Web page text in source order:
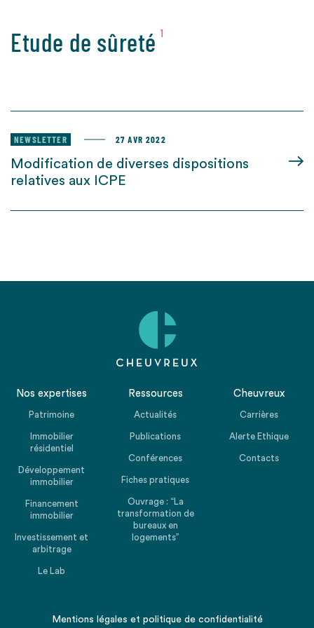
Etude de sûreté 1
NEWSLETTER 27 AVR 2022
Modification de diverses dispositions
relatives aux ICPE
Nos expertises
Patrimoine
Immobilier
résidentiel
Développement
immobilier
Financement
immobilier
Investissement et
arbitrage
Le Lab
Ressources
Actualités
Publications
Conférences
Fiches pratiques
Ouvrage : “La
transformation de
bureaux en
logements”
Cheuvreux
Carrières
Alerte Ethique
Contacts
Mentions légales et politique de confidentialité